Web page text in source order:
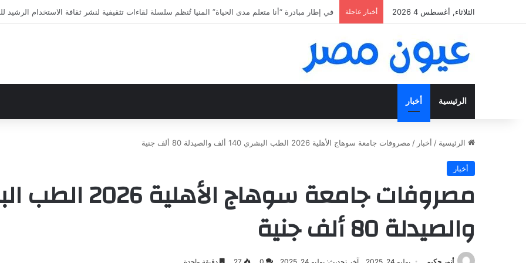
الثلاثاء, أغسطس 4 2026 أخبار عاجلة «فتح عينك كويس».. اعثر على الاختلافات الخمس خلال 11 ثانية فقط
الرئيسية أخبار
الرئيسية / أخبار / مصروفات جامعة سوهاج الأهلية 2026 الطب البشري 140 ألف والصيدلة 80 ألف جنية
أخبار
والصيدلة 80 ألف جنية